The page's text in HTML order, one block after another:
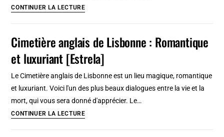
CONTINUER LA LECTURE4
Lisbonne
:
Romantique,
insolite
Cimetière anglais de Lisbonne : Romantique
et luxuriant [Estrela]
Le Cimetière anglais de Lisbonne est un lieu magique, romantique
et luxuriant. Voici l'un des plus beaux dialogues entre la vie et la
mort, qui vous sera donné d'apprécier. Le…
CONTINUER LA LECTURECimetière